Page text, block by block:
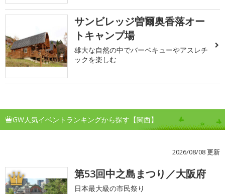
サンビレッジ曽爾奥香落オー
トキャンプ場
雄大な自然の中でバーベキューやアスレチ
ックを楽しむ
GW人気イベントランキングから探す【関西】
2026/08/08 更新
1 第53回中之島まつり／大阪府
日本最大級の市民祭り